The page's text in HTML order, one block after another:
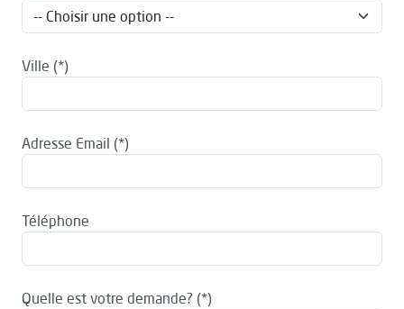
Ville
Adresse Email
Téléphone
Quelle est votre demande?